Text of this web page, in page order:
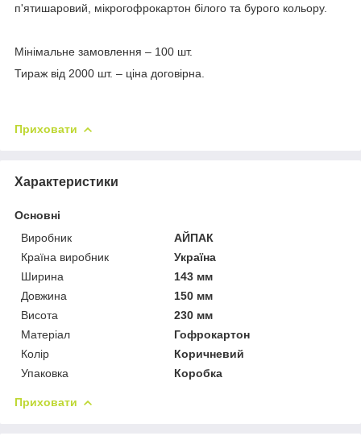
п'ятишаровий, мікрогофрокартон білого та бурого кольору.
Мінімальне замовлення – 100 шт.
Тираж від 2000 шт. – ціна договірна.
Приховати
Характеристики
Основні
Виробник
АЙПАК
Країна виробник
Україна
Ширина
143 мм
Довжина
150 мм
Висота
230 мм
Матеріал
Гофрокартон
Колір
Коричневий
Упаковка
Коробка
Приховати